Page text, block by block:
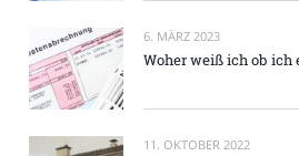
6. MÄRZ 2023
Woher weiß ich ob ich
11. OKTOBER 2022